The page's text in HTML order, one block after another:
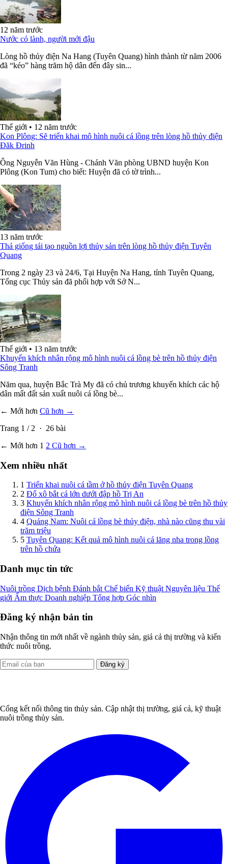
12 năm trước
Nước có lành, người mới đậu
Lòng hồ thủy điện Na Hang (Tuyên Quang) hình thành từ năm 2006
đã “kéo” hàng trăm hộ dân đến đây sin...
Thế giới • 12 năm trước
Kon Plông: Sẽ triển khai mô hình nuôi cá lồng trên lòng hồ thủy điện
Đăk Đrinh
Ông Nguyễn Văn Hùng - Chánh Văn phòng UBND huyện Kon
Plông (Kon Tum) cho biết: Huyện đã có tờ trình...
13 năm trước
Thả giống tái tạo nguồn lợi thủy sản trên lòng hồ thủy điện Tuyên
Quang
Trong 2 ngày 23 và 24/6, Tại Huyện Na Hang, tỉnh Tuyên Quang,
Tổng cục Thủy sản đã phối hợp với Sở N...
Thế giới • 13 năm trước
Khuyến khích nhân rộng mô hình nuôi cá lồng bè trên hồ thủy điện
Sông Tranh
Năm qua, huyện Bắc Trà My đã có chủ trương khuyến khích các hộ
dân mất đất sản xuất nuôi cá lồng bè...
← Mới hơn Cũ hơn →
Trang 1 / 2 · 26 bài
← Mới hơn 1 2 Cũ hơn →
Xem nhiều nhất
1 Triển khai nuôi cá tầm ở hồ thủy điện Tuyên Quang
2 Đổ xô bắt cá lớn dưới đập hồ Trị An
3 Khuyến khích nhân rộng mô hình nuôi cá lồng bè trên hồ thủy
điện Sông Tranh
4 Quảng Nam: Nuôi cá lồng bè thủy điện, nhà nào cũng thu vài
trăm triệu
5 Tuyên Quang: Kết quả mô hình nuôi cá lăng nha trong lồng
trên hồ chứa
Danh mục tin tức
Nuôi trồng Dịch bệnh Đánh bắt Chế biến Kỹ thuật Nguyên liệu Thế
giới Ẩm thực Doanh nghiệp Tổng hợp Góc nhìn
Đăng ký nhận bản tin
Nhận thông tin mới nhất về ngành thủy sản, giá cả thị trường và kiến
thức nuôi trồng.
Đăng ký
Cổng kết nối thông tin thủy sản. Cập nhật thị trường, giá cả, kỹ thuật
nuôi trồng thủy sản.